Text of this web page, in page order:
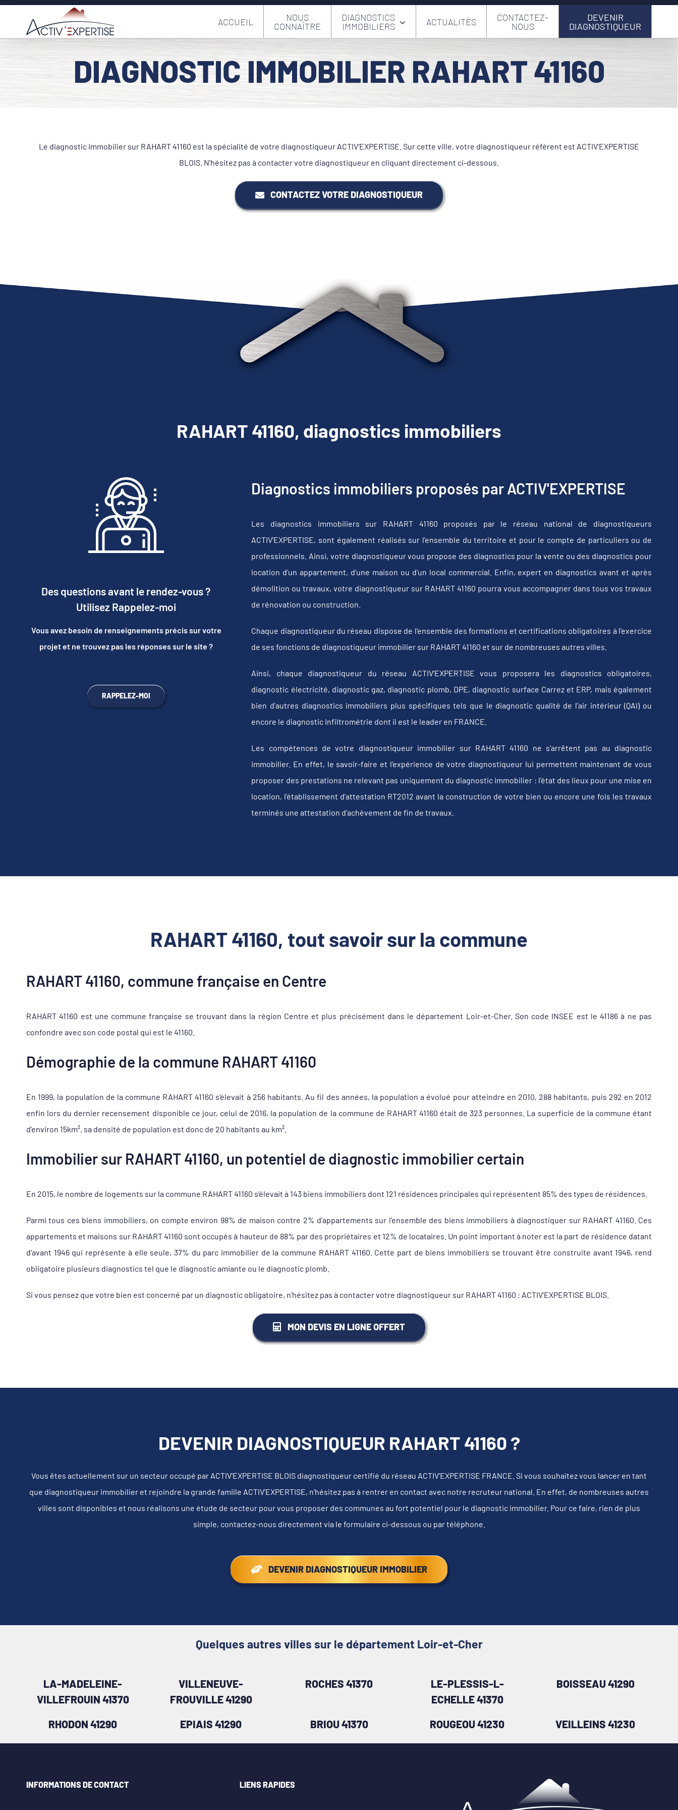
Passer
contenu
ACCUEIL
NOUS
CONNAÎTRE
DIAGNOSTICS
IMMOBILIERS
ACTUALITÉS
CONTACTEZ-
NOUS
DEVENIR
DIAGNOSTIQUEUR
DIAGNOSTIC IMMOBILIER RAHART 41160
Le diagnostic immobilier sur RAHART 41160 est la spécialité de votre diagnostiqueur ACTIV'EXPERTISE. Sur cette ville, votre diagnostiqueur référent est ACTIV'EXPERTISE
BLOIS. N'hésitez pas à contacter votre diagnostiqueur en cliquant directement ci-dessous.
CONTACTEZ VOTRE DIAGNOSTIQUEUR
RAHART 41160, diagnostics immobiliers
Des questions avant le rendez-vous ?
Utilisez Rappelez-moi
Vous avez besoin de renseignements précis sur votre
projet et ne trouvez pas les réponses sur le site ?
RAPPELEZ-MOI
Diagnostics immobiliers proposés par ACTIV'EXPERTISE
Les diagnostics immobiliers sur RAHART 41160 proposés par le réseau national de diagnostiqueurs
ACTIV'EXPERTISE, sont également réalisés sur l'ensemble du territoire et pour le compte de particuliers ou de
professionnels. Ainsi, votre diagnostiqueur vous propose des diagnostics pour la vente ou des diagnostics pour
location d'un appartement, d'une maison ou d'un local commercial. Enfin, expert en diagnostics avant et après
démolition ou travaux, votre diagnostiqueur sur RAHART 41160 pourra vous accompagner dans tous vos travaux
de rénovation ou construction.
Chaque diagnostiqueur du réseau dispose de l'ensemble des formations et certifications obligatoires à l'exercice
de ses fonctions de diagnostiqueur immobilier sur RAHART 41160 et sur de nombreuses autres villes.
Ainsi, chaque diagnostiqueur du réseau ACTIV'EXPERTISE vous proposera les diagnostics obligatoires,
diagnostic électricité, diagnostic gaz, diagnostic plomb, DPE, diagnostic surface Carrez et ERP, mais également
bien d'autres diagnostics immobiliers plus spécifiques tels que le diagnostic qualité de l'air intérieur (QAI) ou
encore le diagnostic Infiltrométrie dont il est le leader en FRANCE.
Les compétences de votre diagnostiqueur immobilier sur RAHART 41160 ne s'arrêtent pas au diagnostic
immobilier. En effet, le savoir-faire et l'expérience de votre diagnostiqueur lui permettent maintenant de vous
proposer des prestations ne relevant pas uniquement du diagnostic immobilier : l'état des lieux pour une mise en
location, l'établissement d’attestation RT2012 avant la construction de votre bien ou encore une fois les travaux
terminés une attestation d'achèvement de fin de travaux.
RAHART 41160, tout savoir sur la commune
RAHART 41160, commune française en Centre
RAHART 41160 est une commune française se trouvant dans la région Centre et plus précisément dans le département Loir-et-Cher. Son code INSEE est le 41186 à ne pas
confondre avec son code postal qui est le 41160.
Démographie de la commune RAHART 41160
En 1999, la population de la commune RAHART 41160 s'élevait à 256 habitants. Au fil des années, la population a évolué pour atteindre en 2010, 288 habitants, puis 292 en 2012
enfin lors du dernier recensement disponible ce jour, celui de 2016, la population de la commune de RAHART 41160 était de 323 personnes. La superficie de la commune étant
d'environ 15km², sa densité de population est donc de 20 habitants au km².
Immobilier sur RAHART 41160, un potentiel de diagnostic immobilier certain
En 2015, le nombre de logements sur la commune RAHART 41160 s'élevait à 143 biens immobiliers dont 121 résidences principales qui représentent 85% des types de résidences.
Parmi tous ces biens immobiliers, on compte environ 98% de maison contre 2% d'appartements sur l'ensemble des biens immobiliers à diagnostiquer sur RAHART 41160. Ces
appartements et maisons sur RAHART 41160 sont occupés à hauteur de 88% par des propriétaires et 12% de locataires. Un point important à noter est la part de résidence datant
d'avant 1946 qui représente à elle seule, 37% du parc immobilier de la commune RAHART 41160. Cette part de biens immobiliers se trouvant être construite avant 1946, rend
obligatoire plusieurs diagnostics tel que le diagnostic amiante ou le diagnostic plomb.
Si vous pensez que votre bien est concerné par un diagnostic obligatoire, n'hésitez pas à contacter votre diagnostiqueur sur RAHART 41160 : ACTIV'EXPERTISE BLOIS.
MON DEVIS EN LIGNE OFFERT
DEVENIR DIAGNOSTIQUEUR RAHART 41160 ?
Vous êtes actuellement sur un secteur occupé par ACTIV'EXPERTISE BLOIS diagnostiqueur certifié du réseau ACTIV'EXPERTISE FRANCE. Si vous souhaitez vous lancer en tant
que diagnostiqueur immobilier et rejoindre la grande famille ACTIV'EXPERTISE, n'hésitez pas à rentrer en contact avec notre recruteur national. En effet, de nombreuses autres
villes sont disponibles et nous réalisons une étude de secteur pour vous proposer des communes au fort potentiel pour le diagnostic immobilier. Pour ce faire, rien de plus
simple, contactez-nous directement via le formulaire ci-dessous ou par téléphone.
DEVENIR DIAGNOSTIQUEUR IMMOBILIER
Quelques autres villes sur le département Loir-et-Cher
LA-MADELEINE-
VILLEFROUIN 41370
VILLENEUVE-
FROUVILLE 41290
ROCHES 41370
LE-PLESSIS-L-
ECHELLE 41370
BOISSEAU 41290
RHODON 41290 EPIAIS 41290 BRIOU 41370 ROUGEOU 41230 VEILLEINS 41230
INFORMATIONS DE CONTACT LIENS RAPIDES